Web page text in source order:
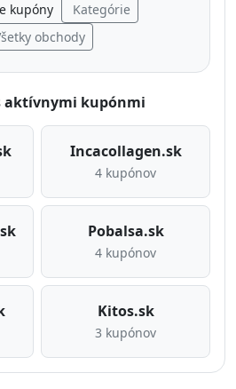
kupóny
Kategórie
obchody
aktívnymi kupónmi
Incacollagen.sk
4 kupónov
Pobalsa.sk
4 kupónov
Kitos.sk
3 kupónov